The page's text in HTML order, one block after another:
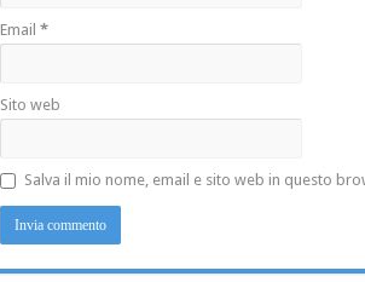
Email *
Sito web
Salva il mio nome, email e sito web in questo